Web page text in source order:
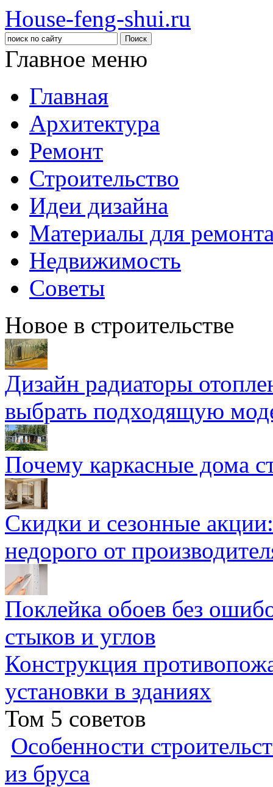
House-feng-shui.ru
Главное меню
Главная
Архитектура
Ремонт
Строительство
Идеи дизайна
Материалы для
Недвижимость
Советы
Новое в строительстве
Дизайн радиаторы
выбрать подходящую
Почему каркасные дома
Скидки и сезонные
недорого от
Поклейка обоев без
стыков и углов
Конструкция
установки в зданиях
Том 5 советов
Особенности
из бруса